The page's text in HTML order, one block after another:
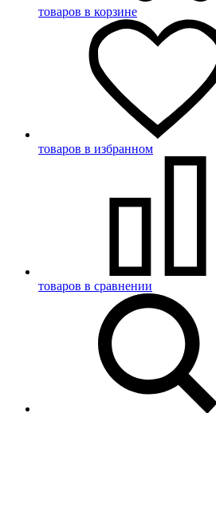
товаров в корзине
товаров в избранном
товаров в сравнении